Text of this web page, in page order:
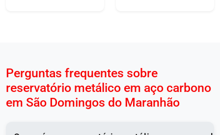
Perguntas frequentes sobre
reservatório metálico em aço carbono
em São Domingos do Maranhão